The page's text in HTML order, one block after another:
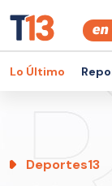
Lo Último
Deportes13